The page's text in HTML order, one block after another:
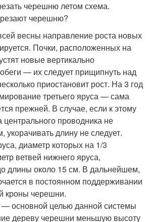
весны направление роста новых
Почки, расположенных на
новые вертикально
— их следует прищипнуть над
приостановит рост. На 3 год
третьего яруса — сама
прежней. В случае, если к этому
центрального проводника не
укорачивать длину не следует.
диаметр которых на 1/3
ветвей нижнего яруса,
длины около 15 см. В дальнейшем,
в постоянном поддерживании
кроны черешни.
основной целью данной системы
дереву черешни меньшую высоту